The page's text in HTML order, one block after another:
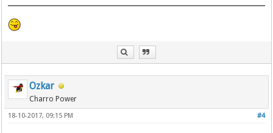
Ozkar
Charro Power
#4
18-10-2017, 09:15 PM